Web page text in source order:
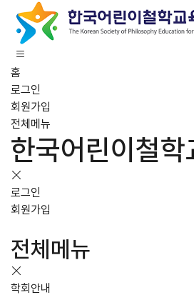
홈
로그인
회원가입
전체메뉴
한국어린이철학
로그인
회원가입
전체메뉴
학회안내